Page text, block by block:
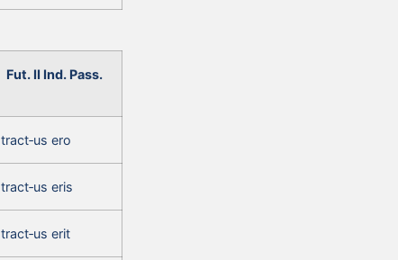
Fut. II Ind. Pass.
tract‑us ero
tract‑us eris
tract‑us erit